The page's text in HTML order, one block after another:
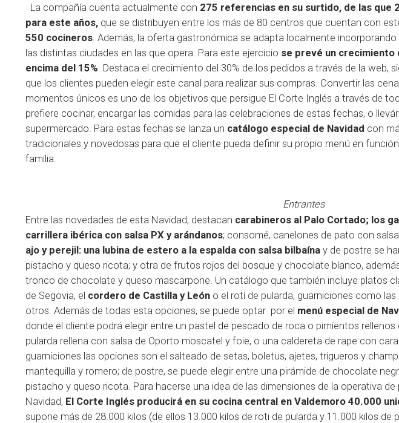
La compañía cuenta actualmente con 275 referencias en su surtido, de las que
para este años, que se distribuyen entre los más de 80 centros que cuentan con
550 cocineros . Además, la oferta gastronómica se adapta localmente
las distintas ciudades en las que opera. Para este ejercicio se prevé un
encima del 15% . Destaca el crecimiento del 30% de los pedidos a través de la web,
que los clientes pueden elegir este canal para realizar sus compras. Convertir las
momentos únicos es uno de los objetivos que persigue El Corte Inglés a través de
prefiere cocinar, encargar las comidas para las celebraciones de estas fechas, o
supermercado. Para estas fechas se lanza un catálogo especial de Navidad con
tradicionales y novedosas para que el cliente pueda definir su propio menú en
familia.
Entrantes
Entre las novedades de esta Navidad, destacan carabineros al Palo Cortado; los
carrillera ibérica con salsa PX y arándanos; consomé, canelones de pato con
ajo y perejil: una lubina de estero a la espalda con salsa bilbaína y de postre se
pistacho y queso ricota; y otra de frutos rojos del bosque y chocolate blanco,
tronco de chocolate y queso mascarpone. Un catálogo que también incluye platos
de Segovia, el cordero de Castilla y León o el rotí de pularda, guarniciones como
otros. Además de todas esta opciones, se puede optar por el menú especial de
donde el cliente podrá elegir entre un pastel de pescado de roca o pimientos
pularda rellena con salsa de Oporto moscatel y foie, o una caldereta de rape con
guarniciones las opciones son el salteado de setas, boletus, ajetes, trigueros y
mantequilla y romero; de postre, se puede elegir entre una pirámide de chocolate
pistacho y queso ricota. Para hacerse una idea de las dimensiones de la operativa
Navidad, El Corte Inglés producirá en su cocina central en Valdemoro 40.000
supone más de 28.000 kilos (de ellos 13.000 kilos de roti de pularda y 11.000 kilos de